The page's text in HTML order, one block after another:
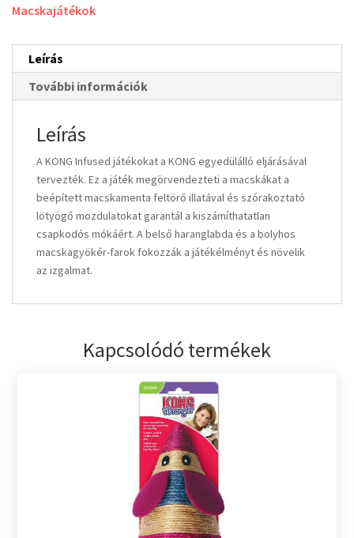
Macskajátékok
Leírás
További információk
Leírás
A KONG Infused játékokat a KONG egyedülálló eljárásával
tervezték. Ez a játék megörvendezteti a macskákat a
beépített macskamenta feltörő illatával és szórakoztató
lötyögő mozdulatokat garantál a kiszámíthatatlan
csapkodós mókáért. A belső haranglabda és a bolyhos
macskagyökér-farok fokozzák a játékélményt és növelik
az izgalmat.
Kapcsolódó termékek